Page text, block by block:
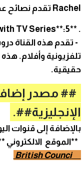
Rachel تقدم نصائح عملية وتمارين لتحسين النطق.
. **Learn English with TV Series**:5
- تقدم هذه القناة
تلفزيونية وأفلام.
حقيقية.
## مصدر
الإنجليزية##.
بالإضافة إلى قنوات
**الموقع الالكتروني
British Counci